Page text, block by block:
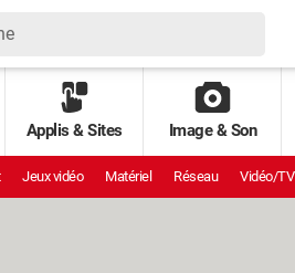
Applis & Sites Image & Son
Jeux vidéo Matériel Réseau Vidéo/TV